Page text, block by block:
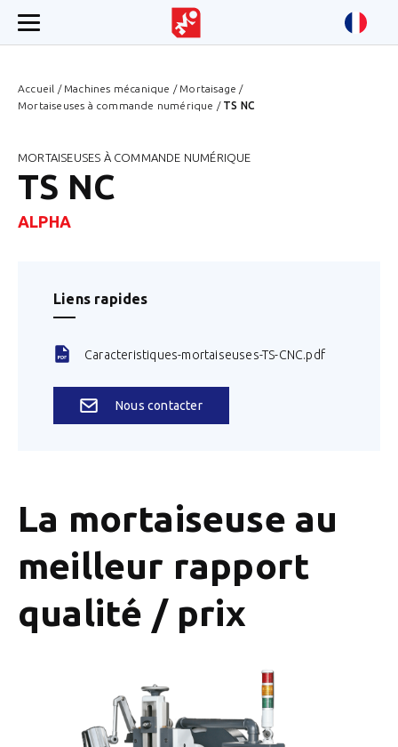
Accueil / Machines mécanique / Mortaisage /
Mortaiseuses à commande numérique / TS NC
La mortaiseuse au
meilleur rapport
qualité / prix
MORTAISEUSES À COMMANDE NUMÉRIQUE
TS NC
ALPHA
Liens rapides
Caracteristiques-mortaiseuses-TS-CNC.pdf
Nous contacter